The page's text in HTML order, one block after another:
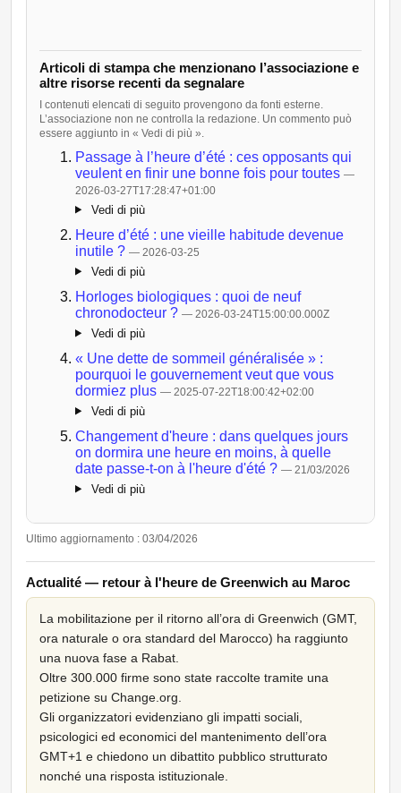
Articoli di stampa che menzionano l’associazione e
altre risorse recenti da segnalare
I contenuti elencati di seguito provengono da fonti esterne.
L’associazione non ne controlla la redazione. Un commento può
essere aggiunto in « Vedi di più ».
Passage à l’heure d’été : ces opposants qui
veulent en finir une bonne fois pour toutes —
2026-03-27T17:28:47+01:00
Vedi di più
Heure d’été : une vieille habitude devenue
inutile ? — 2026-03-25
Vedi di più
Horloges biologiques : quoi de neuf
chronodocteur ? — 2026-03-24T15:00:00.000Z
Vedi di più
« Une dette de sommeil généralisée » :
pourquoi le gouvernement veut que vous
dormiez plus — 2025-07-22T18:00:42+02:00
Vedi di più
Changement d'heure : dans quelques jours
on dormira une heure en moins, à quelle
date passe-t-on à l'heure d'été ? — 21/03/2026
Vedi di più
Ultimo aggiornamento : 03/04/2026
Actualité — retour à l'heure de Greenwich au Maroc
La mobilitazione per il ritorno all’ora di Greenwich (GMT,
ora naturale o ora standard del Marocco) ha raggiunto
una nuova fase a Rabat.
Oltre 300.000 firme sono state raccolte tramite una
petizione su Change.org.
Gli organizzatori evidenziano gli impatti sociali,
psicologici ed economici del mantenimento dell’ora
GMT+1 e chiedono un dibattito pubblico strutturato
nonché una risposta istituzionale.